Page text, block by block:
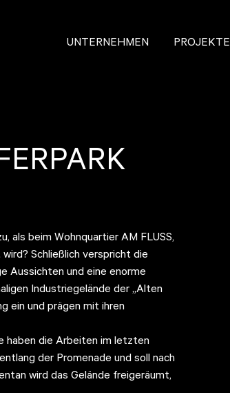
UNTERNEHMEN PROJEKTE
als beim Wohnquartier AM FLUSS,
Schließlich verspricht die
Aussichten und eine enorme
Industriegelände der „Alten
ein und prägen mit ihren
haben die Arbeiten im letzten
der Promenade und soll nach
wird das Gelände freigeräumt,